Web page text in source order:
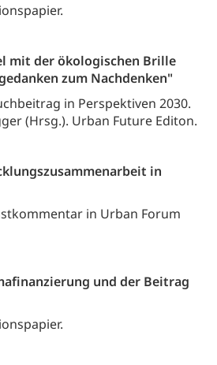
mit der ökologischen Brille
zum Nachdenken"
in Perspektiven 2030.
(Hrsg.). Urban Future Editon.
in
in Urban Forum
und der Beitrag